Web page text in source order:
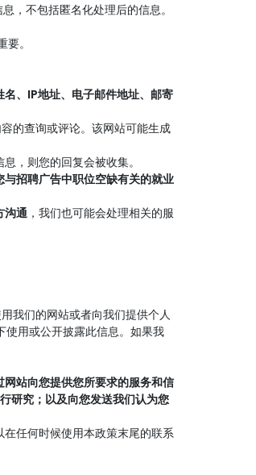
，不包括匿名化处理后的信息。
。
名、IP地址、电子邮件地址、邮寄
的查询或评论。该网站可能生成
，则您的回复会被收集。
与招聘广告中职位空缺有关的就业
沟通 ，我们也可能会处理相关的服
我们的网站或者向我们提供个人
使用或公开披露此信息。如果我
站向您提供您所要求的服务和信
研究；以及向您发送我们认为您
任何时候使用本政策末尾的联系